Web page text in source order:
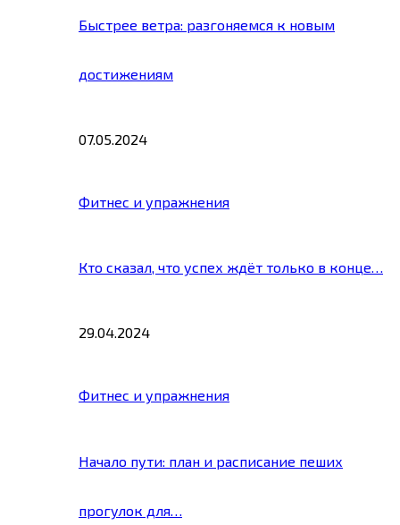
Быстрее ветра: разгоняемся к новым
достижениям
07.05.2024
Фитнес и упражнения
Кто сказал, что успех ждёт только в конце…
29.04.2024
Фитнес и упражнения
Начало пути: план и расписание пеших
прогулок для…